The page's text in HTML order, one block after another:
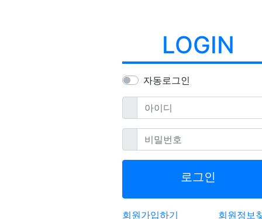
LOGIN
자동로그인
아이디필수
비밀번호필수
로그인
회원가입하기 회원정보